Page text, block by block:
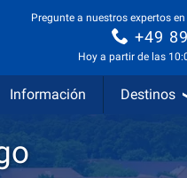
Pregunte a nuestros expertos
+49
Hoy a partir de las
Información Destinos